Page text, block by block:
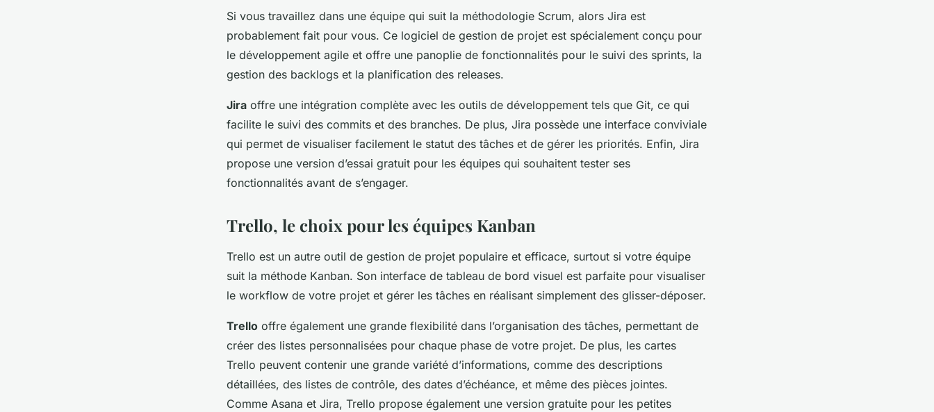
Si vous travaillez dans une équipe qui suit la méthodologie Scrum, alors Jira est
probablement fait pour vous. Ce logiciel de gestion de projet est spécialement conçu pour
le développement agile et offre une panoplie de fonctionnalités pour le suivi des sprints, la
gestion des backlogs et la planification des releases.
Jira offre une intégration complète avec les outils de développement tels que Git, ce qui
facilite le suivi des commits et des branches. De plus, Jira possède une interface conviviale
qui permet de visualiser facilement le statut des tâches et de gérer les priorités. Enfin, Jira
propose une version d’essai gratuit pour les équipes qui souhaitent tester ses
fonctionnalités avant de s’engager.
Trello, le choix pour les équipes Kanban
Trello est un autre outil de gestion de projet populaire et efficace, surtout si votre équipe
suit la méthode Kanban. Son interface de tableau de bord visuel est parfaite pour visualiser
le workflow de votre projet et gérer les tâches en réalisant simplement des glisser-déposer.
Trello offre également une grande flexibilité dans l’organisation des tâches, permettant de
créer des listes personnalisées pour chaque phase de votre projet. De plus, les cartes
Trello peuvent contenir une grande variété d’informations, comme des descriptions
détaillées, des listes de contrôle, des dates d’échéance, et même des pièces jointes.
Comme Asana et Jira, Trello propose également une version gratuite pour les petites